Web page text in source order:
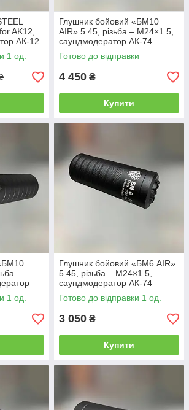
AK12,
АК-12
1 од.
Глушник бойовий «БМ10
AIR» 5.45, різьба – M24×1.5,
саундмодератор АК-74
Готово до відправки
4 450 ₴
Купити
–
1 од.
Глушник бойовий «БМ6 AIR»
5.45, різьба – M24×1.5,
саундмодератор АК-74
Готово до відправки 1 од.
3 050 ₴
Купити